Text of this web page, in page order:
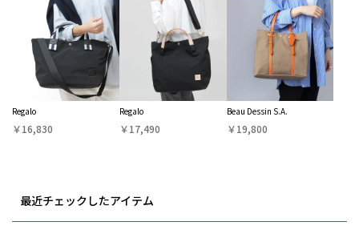
Regalo
￥16,830
Regalo
￥17,490
Beau Dessin S.A.
￥19,800
最近チェックしたアイテム